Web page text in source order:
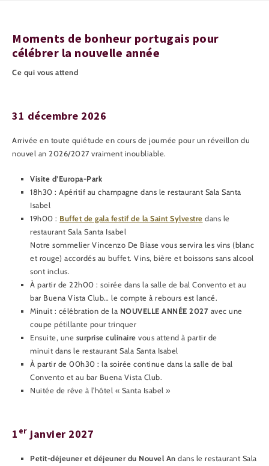
Moments de bonheur portugais pour
célébrer la nouvelle année
Ce qui vous attend
31 décembre 2026
Arrivée en toute quiétude en cours de journée pour un réveillon du
nouvel an 2026/2027 vraiment inoubliable.
Visite d’Europa-Park
18h30 : Apéritif au champagne dans le restaurant Sala Santa
Isabel
19h00 : Buffet de gala festif de la Saint Sylvestre dans le
restaurant Sala Santa Isabel
Notre sommelier Vincenzo De Biase vous servira les vins (blanc
et rouge) accordés au buffet. Vins, bière et boissons sans alcool
sont inclus.
À partir de 22h00 : soirée dans la salle de bal Convento et au
bar Buena Vista Club… le compte à rebours est lancé.
Minuit : célébration de la NOUVELLE ANNÉE 2027 avec une
coupe pétillante pour trinquer
Ensuite, une surprise culinaire vous attend à partir de
minuit dans le restaurant Sala Santa Isabel
À partir de 00h30 : la soirée continue dans la salle de bal
Convento et au bar Buena Vista Club.
Nuitée de rêve à l’hôtel « Santa Isabel »
1 er janvier 2027
Petit-déjeuner et déjeuner du Nouvel An dans le restaurant Sala